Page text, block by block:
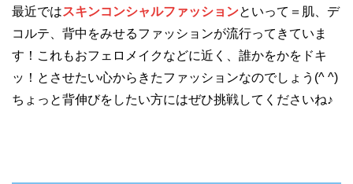
最近ではスキンコンシャルファッションといって＝肌、デ
コルテ、背中をみせるファッションが流行ってきていま
す！これもおフェロメイクなどに近く、誰かをかをドキ
ッ！とさせたい心からきたファッションなのでしょう(^ ^)
ちょっと背伸びをしたい方にはぜひ挑戦してくださいね♪